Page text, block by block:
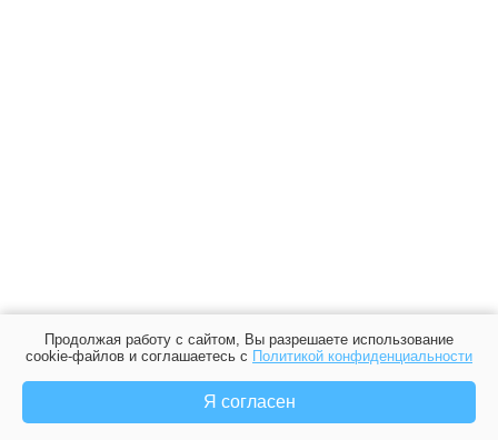
Продолжая работу с сайтом, Вы разрешаете использование
cookie-файлов и соглашаетесь с Политикой конфиденциальности
Я согласен